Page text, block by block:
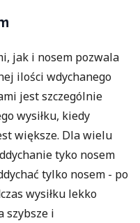
jak i nosem pozwala
ilości wdychanego
jest szczególnie
wysiłku, kiedy
większe. Dla wielu
tyko nosem
tylko nosem - po
wysiłku lekko
szybsze i